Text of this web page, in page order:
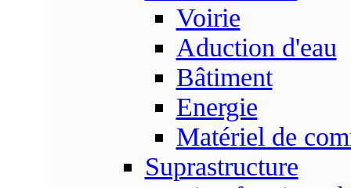
Voirie
Aduction d'eau
Bâtiment
Energie
Matériel de
Suprastructure